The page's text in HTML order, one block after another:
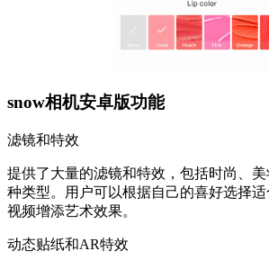
snow相机安卓版功能
滤镜和特效
提供了大量的滤镜和特效，包括时尚、
种类型。用户可以根据自己的喜好选择
视频增添艺术效果。
动态贴纸和AR特效